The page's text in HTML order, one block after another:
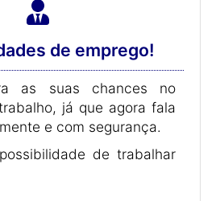
de emprego!
as suas chances no
já que agora fala
e com segurança.
de trabalhar